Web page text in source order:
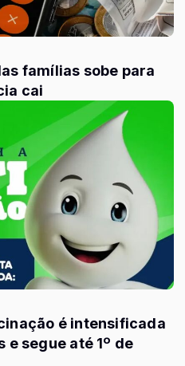
famílias sobe para
cai
é intensificada
e segue até 1º de